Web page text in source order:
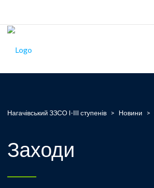
Нагачівський ЗЗСО І-ІІІ ступенів > Новини >
Заходи